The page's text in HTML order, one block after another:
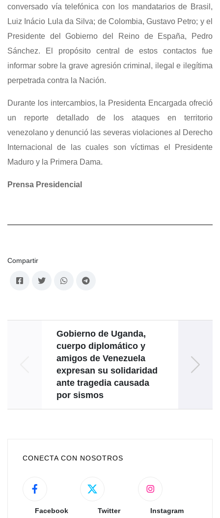
conversado vía telefónica con los mandatarios de Brasil,
Luiz Inácio Lula da Silva; de Colombia, Gustavo Petro; y el
Presidente del Gobierno del Reino de España, Pedro
Sánchez. El propósito central de estos contactos fue
informar sobre la grave agresión criminal, ilegal e ilegítima
perpetrada contra la Nación.
Durante los intercambios, la Presidenta Encargada ofreció
un reporte detallado de los ataques en territorio
venezolano y denunció las severas violaciones al Derecho
Internacional de las cuales son víctimas el Presidente
Maduro y la Primera Dama.
Prensa Presidencial
Compartir
Gobierno de Uganda,
cuerpo diplomático y
amigos de Venezuela
expresan su solidaridad
ante tragedia causada
por sismos
CONECTA CON NOSOTROS
Facebook Twitter Instagram